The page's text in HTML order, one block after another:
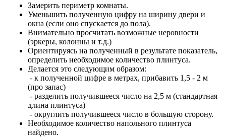
Замерить периметр комнаты.
Уменьшить полученную цифру на ширину двери и
окна (если оно спускается до пола).
Внимательно просчитать возможные неровности
(эркеры, колонны и т.д.)
Ориентируясь на полученный в результате показатель,
определить необходимое количество плинтуса.
Делается это следующим образом:
- к полученной цифре в метрах, прибавить 1,5 - 2 м
(про запас)
- разделить получившееся число на 2,5 м (стандартная
длина плинтуса)
- округлить получившееся число в большую сторону.
Необходимое количество напольного плинтуса
найдено.